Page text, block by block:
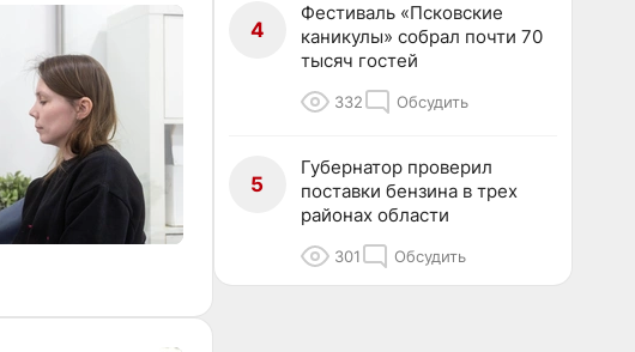
4
Фестиваль «Псковские
каникулы» собрал почти 70
тысяч гостей
332 Обсудить
5
Губернатор проверил
поставки бензина в трех
районах области
301 Обсудить